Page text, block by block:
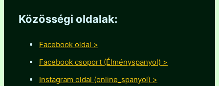
Közösségi oldalak:
Facebook oldal >
Facebook csoport (Élményspanyol) >
Instagram oldal (online_spanyol) >